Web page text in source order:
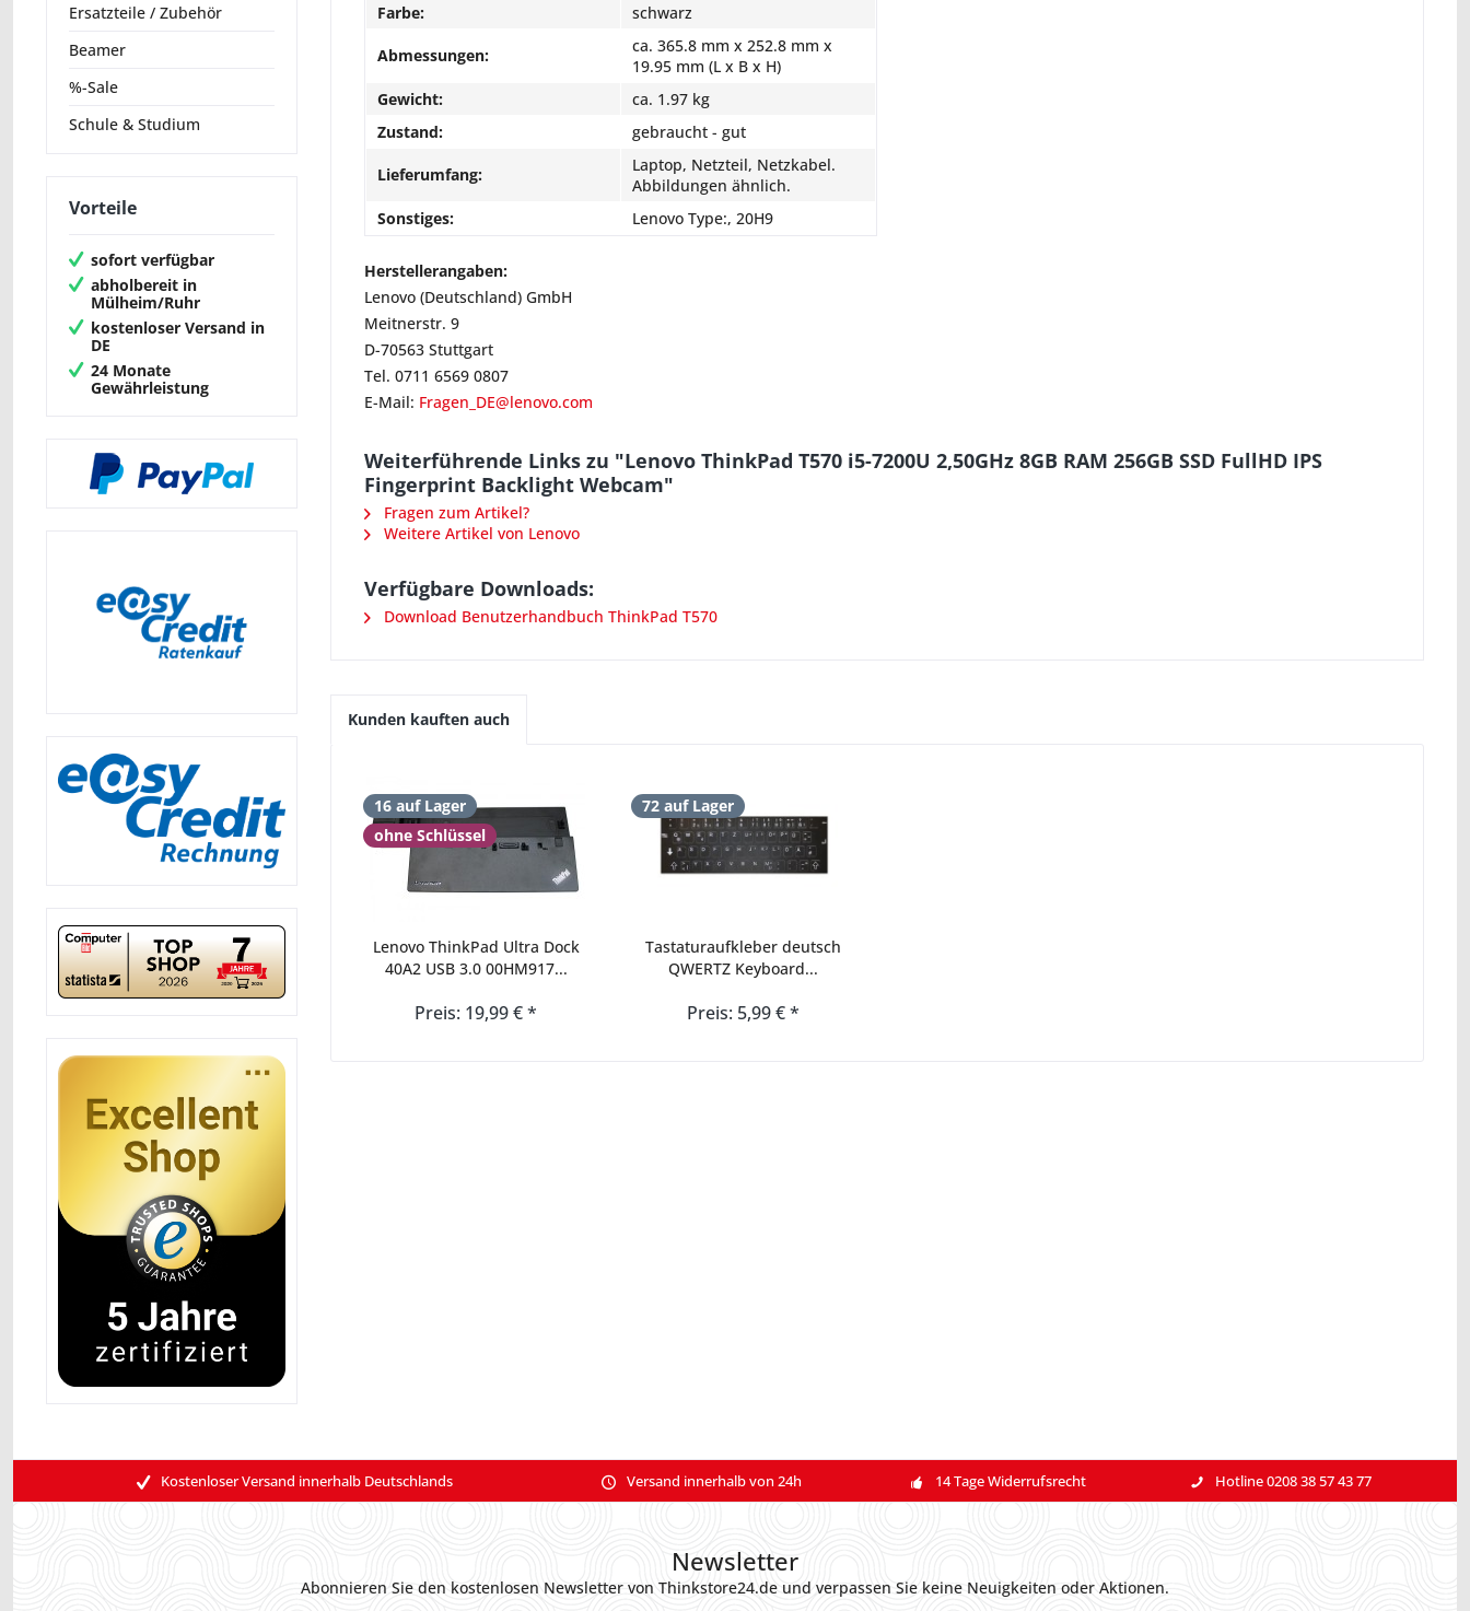
Ersatzteile / Zubehör
Beamer
%-Sale
Schule & Studium
Vorteile
sofort verfügbar
abholbereit in
Mülheim/Ruhr
kostenloser Versand in
DE
24 Monate
Gewährleistung
Farbe:
schwarz
Abmessungen:
ca. 365.8 mm x 252.8 mm x
19.95 mm (L x B x H)
Gewicht:
ca. 1.97 kg
Zustand:
gebraucht - gut
Lieferumfang:
Laptop, Netzteil, Netzkabel.
Abbildungen ähnlich.
Sonstiges:
Lenovo Type:, 20H9
Herstellerangaben:
Lenovo (Deutschland) GmbH
Meitnerstr. 9
D-70563 Stuttgart
Tel. 0711 6569 0807
E-Mail: Fragen_DE@lenovo.com
Weiterführende Links zu "Lenovo ThinkPad T570 i5-7200U 2,50GHz 8GB RAM 256GB SSD FullHD IPS
Fingerprint Backlight Webcam"
Fragen zum Artikel?
Weitere Artikel von Lenovo
Verfügbare Downloads:
Download Benutzerhandbuch ThinkPad T570
Kunden kauften auch
16 auf Lager
ohne Schlüssel
Lenovo ThinkPad Ultra Dock
40A2 USB 3.0 00HM917...
Preis: 19,99 € *
72 auf Lager
Tastaturaufkleber deutsch
QWERTZ Keyboard...
Preis: 5,99 € *
Kostenloser Versand innerhalb Deutschlands Versand innerhalb von 24h 14 Tage Widerrufsrecht Hotline 0208 38 57 43 77
Newsletter
Abonnieren Sie den kostenlosen Newsletter von Thinkstore24.de und verpassen Sie keine Neuigkeiten oder Aktionen.